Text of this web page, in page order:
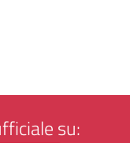
su: